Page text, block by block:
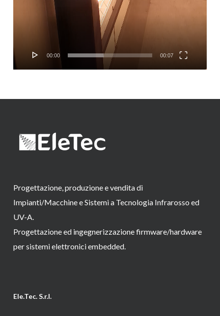
00:00 00:07
Progettazione, produzione e vendita di
Impianti/Macchine e Sistemi a Tecnologia Infrarosso ed
UV-A.
Progettazione ed ingegnerizzazione firmware/hardware
per sistemi elettronici embedded.
Ele.Tec. S.r.l.